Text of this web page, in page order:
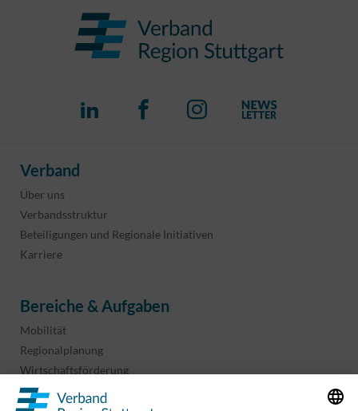
Verband
Über uns
Verbandsstruktur
Beteiligungen und Regionale Initiativen
Karriere
Bereiche & Aufgaben
Mobilität
Regionalplanung
Wirtschaftsförderung
Sport und Kultur